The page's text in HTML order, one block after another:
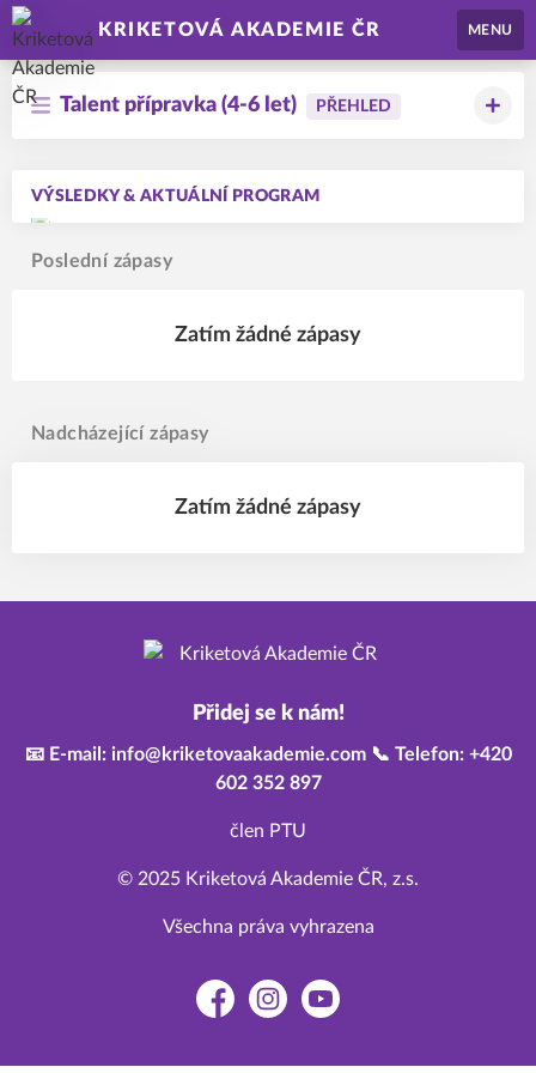
KRIKETOVÁ AKADEMIE ČR MENU
Talent přípravka (4-6 let) PŘEHLED
VÝSLEDKY & AKTUÁLNÍ PROGRAM
Poslední zápasy
Zatím žádné zápasy
Nadcházející zápasy
Zatím žádné zápasy
Přidej se k nám!
📧 E-mail: info@kriketovaakademie.com 📞 Telefon: +420
602 352 897
člen PTU
© 2025 Kriketová Akademie ČR, z.s.
Všechna práva vyhrazena
FacebookInstagramYouTube